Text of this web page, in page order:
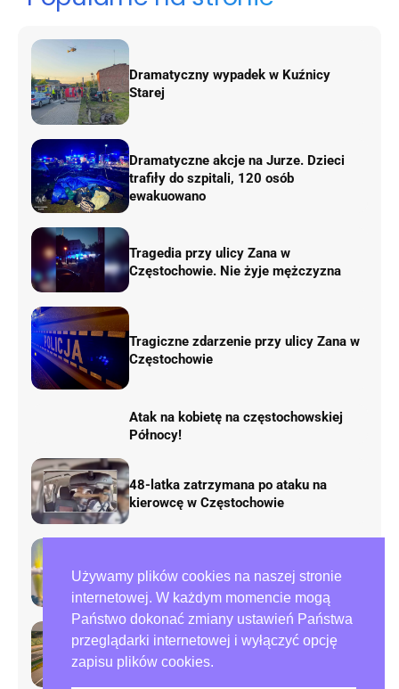
Używamy plików cookies na naszej stronie
internetowej. W każdym momencie mogą
Państwo dokonać zmiany ustawień Państwa
przeglądarki internetowej i wyłączyć opcję
zapisu plików cookies.
Dramatyczny wypadek w Kuźnicy
Starej
Dramatyczne akcje na Jurze. Dzieci
trafiły do szpitali, 120 osób
ewakuowano
Tragedia przy ulicy Zana w
Częstochowie. Nie żyje mężczyzna
Tragiczne zdarzenie przy ulicy Zana w
Częstochowie
Atak na kobietę na częstochowskiej
Północy!
48-latka zatrzymana po ataku na
kierowcę w Częstochowie
AirShow Rudniki 2026. Dziś finał
pokazów lotniczych
Rusza remont „fal Dunaju” na
autostradzie A1. Będą duże zmiany w